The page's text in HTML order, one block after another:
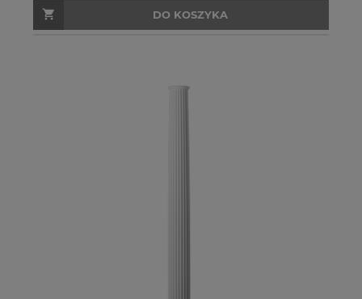
DO KOSZYKA